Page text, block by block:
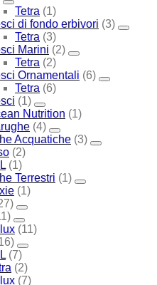
Tetra (1)
di fondo erbivori (3)
Tetra (3)
Marini (2)
Tetra (2)
Ornamentali (6)
Tetra (6)
(1)
Nutrition (1)
(4)
Acquatiche (3)
(2)
(1)
Terrestri (1)
(1)
(11)
(7)
(2)
(7)